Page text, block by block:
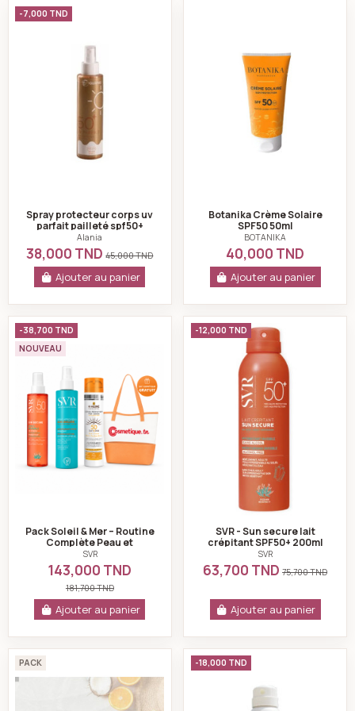
-7,000 TND
Spray protecteur corps uv
parfait pailleté spf50+
150ml - Alania
Alania
38,000 TND45,000 TND
Ajouter au panier
Botanika Crème Solaire
SPF50 50ml
BOTANIKA
40,000 TND
Ajouter au panier
Pack Soleil & Mer – Routine Complète Peau et
-38,700 TND
NOUVEAU
Pack Soleil & Mer – Routine
Complète Peau et
Cheveux
SVR
143,000 TND
181,700 TND
Ajouter au panier
SVR - Sun
-12,000 TND
SVR - Sun secure lait
crépitant SPF50+ 200ml
SVR
63,700 TND75,700 TND
Ajouter au panier
Pack Ecran solaire blur spf 50+ & Ecran protecteur
PACK -18,000 TND